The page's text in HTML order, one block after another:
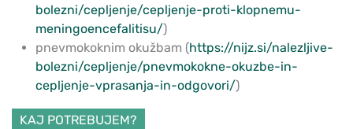
bolezni/cepljenje/cepljenje-proti-klopnemu-
meningoencefalitisu/)
pnevmokoknim okužbam (https://nijz.si/nalezljive-
bolezni/cepljenje/pnevmokokne-okuzbe-in-
cepljenje-vprasanja-in-odgovori/)
KAJ POTREBUJEM?